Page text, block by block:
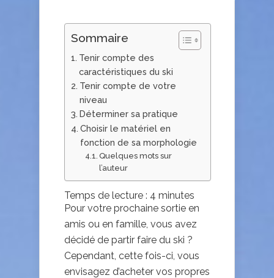
Sommaire
Tenir compte des
caractéristiques du ski
Tenir compte de votre
niveau
Déterminer sa pratique
Choisir le matériel en
fonction de sa morphologie
Quelques mots sur
l’auteur
Temps de lecture : 4 minutes
Pour votre prochaine sortie en
amis ou en famille, vous avez
décidé de partir faire du ski ?
Cependant, cette fois-ci, vous
envisagez d’acheter vos propres